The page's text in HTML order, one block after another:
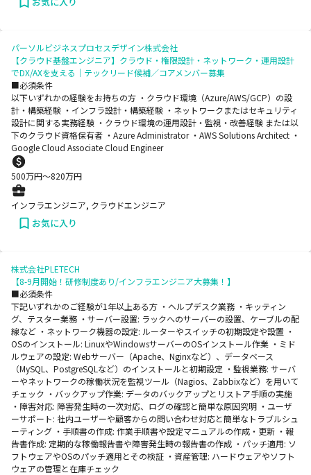
パーソルビジネスプロセスデザイン株式会社
【クラウド基盤エンジニア】クラウド・権限設計・ネットワーク・運用設計
でDX/AXを支える｜テックリード候補／コアメンバー募集
■必須条件
以下いずれかの経験をお持ちの方 ・クラウド環境（Azure/AWS/GCP）の設
計・構築経験 ・インフラ設計・構築経験 ・ネットワークまたはセキュリティ
設計に関する実務経験 ・クラウド環境の運用設計・監視・改善経験 または以
下のクラウド資格保有者 ・Azure Administrator ・AWS Solutions Architect ・
Google Cloud Associate Cloud Engineer
500万円〜820万円
インフラエンジニア, クラウドエンジニア
お気に入り
株式会社PLETECH
【8-9月開始！研修制度あり/インフラエンジニア大募集！】
■必須条件
下記いずれかのご経験が1年以上ある方 ・ヘルプデスク業務 ・キッティン
グ、テスター業務 ・サーバー設置: ラックへのサーバーの設置、ケーブルの配
線など ・ネットワーク機器の設定: ルーターやスイッチの初期設定や設置 ・
OSのインストール: LinuxやWindowsサーバーのOSインストール作業 ・ミド
ルウェアの設定: Webサーバー（Apache、Nginxなど）、データベース
（MySQL、PostgreSQLなど）のインストールと初期設定 ・監視業務: サーバ
ーやネットワークの稼働状況を監視ツール（Nagios、Zabbixなど）を用いて
チェック ・バックアップ作業: データのバックアップとリストア手順の実施
・障害対応: 障害発生時の一次対応、ログの確認と簡単な原因究明 ・ユーザ
ーサポート: 社内ユーザーや顧客からの問い合わせ対応と簡単なトラブルシュ
ーティング ・手順書の作成: 作業手順書や設定マニュアルの作成・更新 ・報
告書作成: 定期的な稼働報告書や障害発生時の報告書の作成 ・パッチ適用: ソ
フトウェアやOSのパッチ適用とその検証 ・資産管理: ハードウェアやソフト
ウェアの管理と在庫チェック